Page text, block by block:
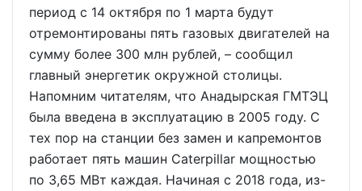
период с 14 октября по 1 марта будут
отремонтированы пять газовых двигателей на
сумму более 300 млн рублей, – сообщил
главный энергетик окружной столицы.
Напомним читателям, что Анадырская ГМТЭЦ
была введена в эксплуатацию в 2005 году. С
тех пор на станции без замен и капремонтов
работает пять машин Caterpillar мощностью
по 3,65 МВт каждая. Начиная с 2018 года, из-